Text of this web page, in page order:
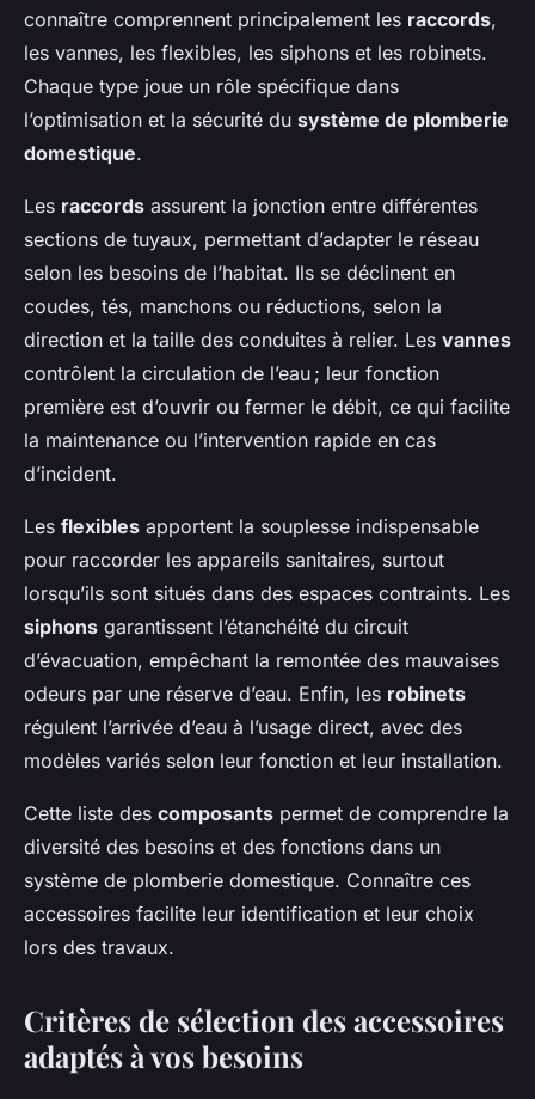
connaître comprennent principalement les raccords,
les vannes, les flexibles, les siphons et les robinets.
Chaque type joue un rôle spécifique dans
l’optimisation et la sécurité du système de plomberie
domestique.
Les raccords assurent la jonction entre différentes
sections de tuyaux, permettant d’adapter le réseau
selon les besoins de l’habitat. Ils se déclinent en
coudes, tés, manchons ou réductions, selon la
direction et la taille des conduites à relier. Les vannes
contrôlent la circulation de l’eau ; leur fonction
première est d’ouvrir ou fermer le débit, ce qui facilite
la maintenance ou l’intervention rapide en cas
d’incident.
Les flexibles apportent la souplesse indispensable
pour raccorder les appareils sanitaires, surtout
lorsqu’ils sont situés dans des espaces contraints. Les
siphons garantissent l’étanchéité du circuit
d’évacuation, empêchant la remontée des mauvaises
odeurs par une réserve d’eau. Enfin, les robinets
régulent l’arrivée d’eau à l’usage direct, avec des
modèles variés selon leur fonction et leur installation.
Cette liste des composants permet de comprendre la
diversité des besoins et des fonctions dans un
système de plomberie domestique. Connaître ces
accessoires facilite leur identification et leur choix
lors des travaux.
Critères de sélection des accessoires
adaptés à vos besoins